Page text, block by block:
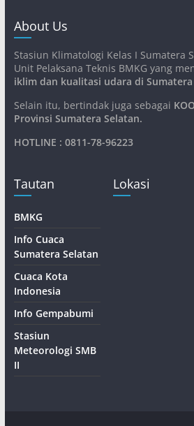
About Us
Stasiun Klimatologi Kelas I Sumatera
Unit Pelaksana Teknis BMKG yang
iklim dan kualitasi udara di Sumatera
Selain itu, bertindak juga sebagai
Provinsi Sumatera Selatan.
HOTLINE : 0811-78-96223
Tautan
BMKG
Info Cuaca
Sumatera Selatan
Cuaca Kota
Indonesia
Info Gempabumi
Stasiun
Meteorologi SMB
II
Lokasi